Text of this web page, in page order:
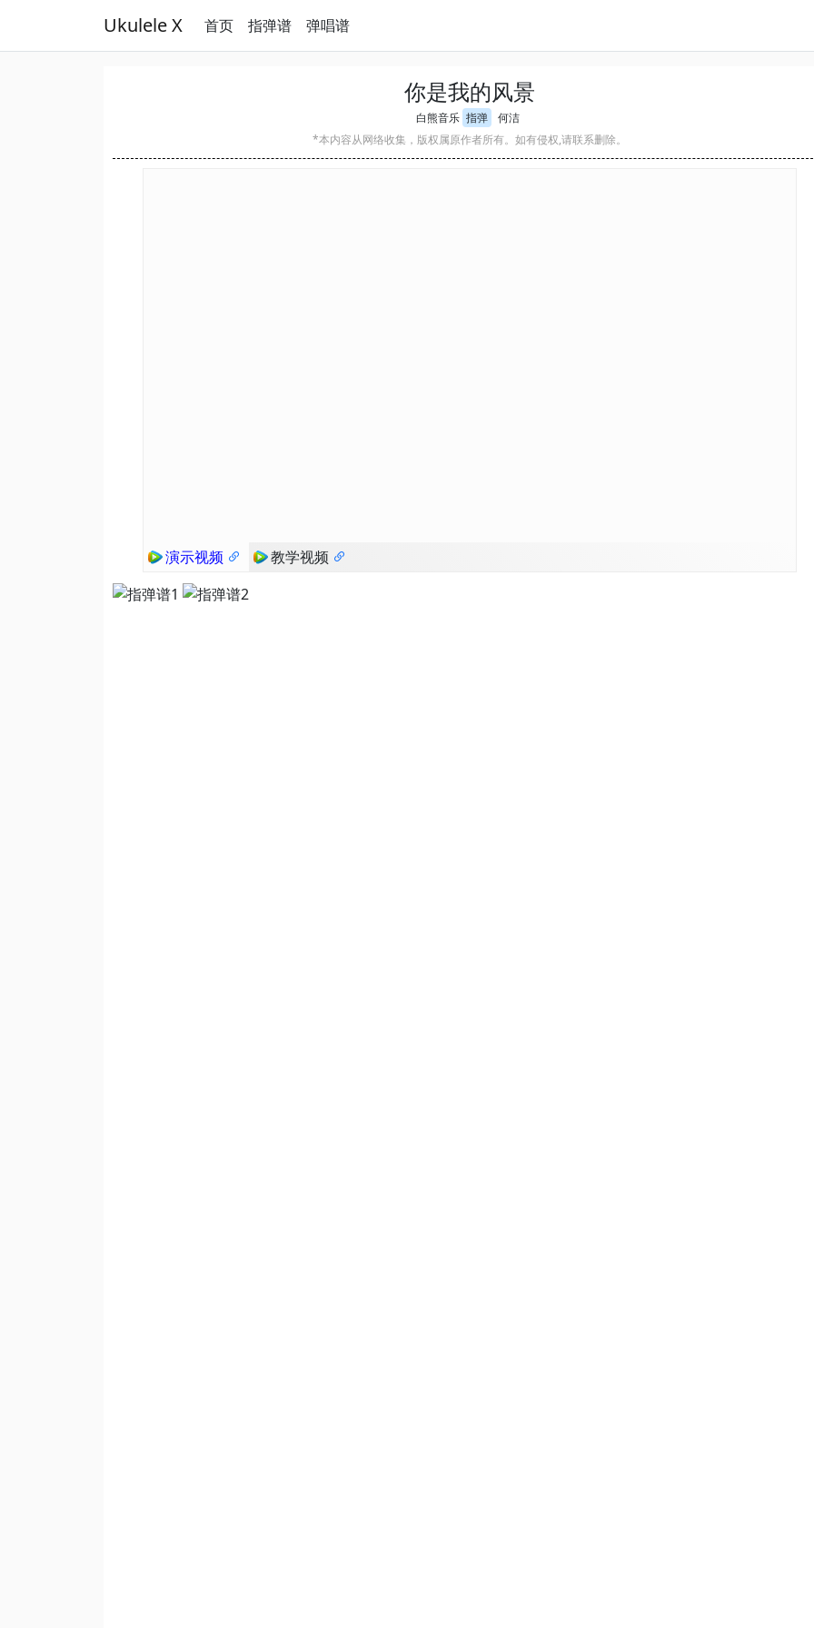
Ukulele X 首页 指弹谱 弹唱谱
你是我的风景
白熊音乐 指弹
何洁
*本内容从网络收集，版权属原作者所有。如有侵权,请联系删除。
演示视频 教学视频